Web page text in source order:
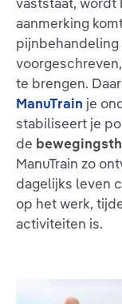
aanmerking
te brengen.
ManuTrain je
stabiliseert je
de
ManuTrain zo
dagelijks leven
op het werk,
activiteiten is.